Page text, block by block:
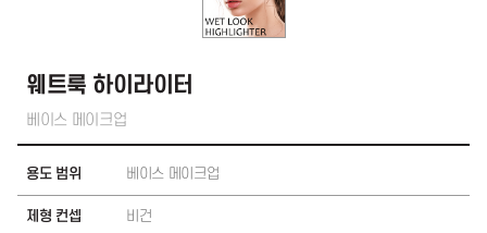
웨트룩 하이라이터
베이스 메이크업
용도 범위 베이스 메이크업
제형 컨셉 비건